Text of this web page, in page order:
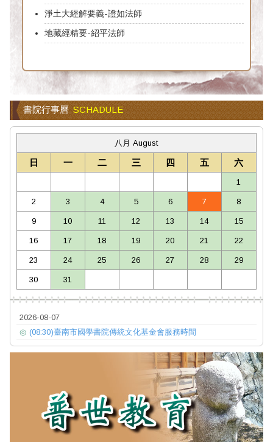
淨土大經解要義-證如法師
地藏經精要-紹平法師
書院行事曆 SCHADULE
八月 August
日 一 二 三 四 五 六
1
2 3 4 5 6 7 8
9 10 11 12 13 14 15
16 17 18 19 20 21 22
23 24 25 26 27 28 29
30 31
2026-08-07
◎ (08:30)臺南市國學書院傳統文化基金會服務時間